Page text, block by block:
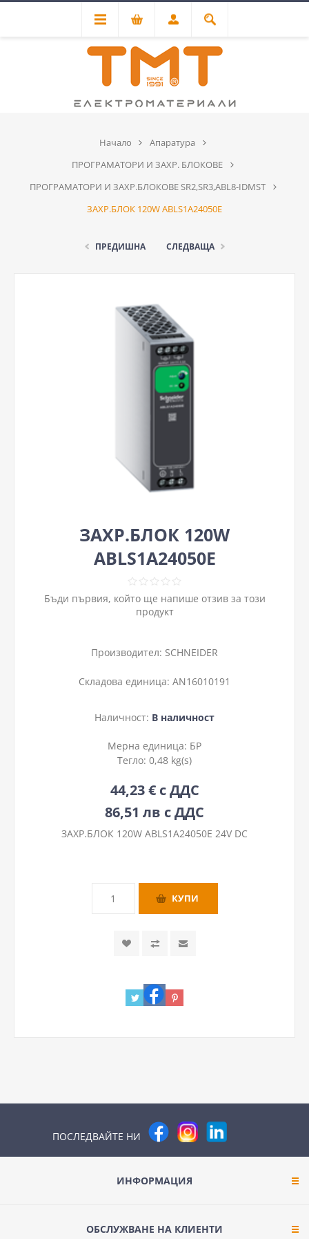
Начало
Апаратура
ПРОГРАМАТОРИ И ЗАХР. БЛОКОВЕ
ПРОГРАМАТОРИ И ЗАХР.БЛОКОВЕ SR2,SR3,ABL8-IDMST
ЗАХР.БЛОК 120W ABLS1A24050E
ПРЕДИШНА СЛЕДВАЩА
ЗАХР.БЛОК 120W
ABLS1A24050E
Бъди първия, който ще напише отзив за този
продукт
Производител: SCHNEIDER
Складова единица: AN16010191
Наличност: В наличност
Мерна единица: БР
Тегло: 0,48 kg(s)
44,23 € с ДДС
86,51 лв с ДДС
ЗАХР.БЛОК 120W ABLS1A24050E 24V DC
ПОСЛЕДВАЙТЕ НИ
ИНФОРМАЦИЯ
ОБСЛУЖВАНЕ НА КЛИЕНТИ